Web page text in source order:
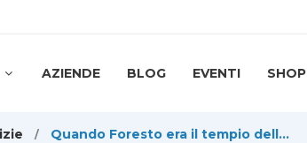
AZIENDE BLOG EVENTI SHOP
Quando Foresto era il tempio dell’arrampicata libera